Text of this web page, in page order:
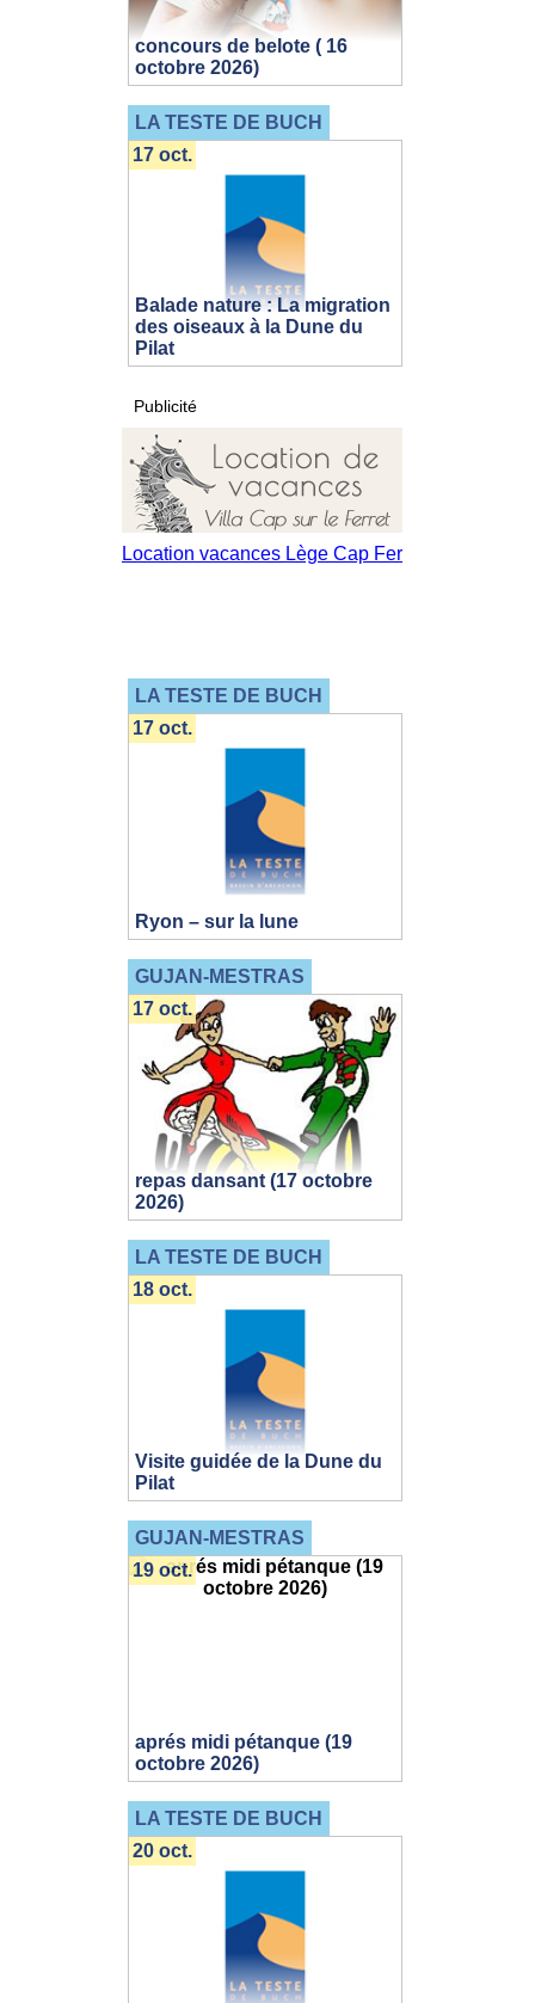
concours de belote ( 16
octobre 2026)
LA TESTE DE BUCH
Balade nature : La migration
des oiseaux à la Dune du
Pilat
17 oct.
Publicité
LA TESTE DE BUCH
Ryon – sur la lune
17 oct.
GUJAN-MESTRAS
repas dansant (17 octobre
2026)
17 oct.
LA TESTE DE BUCH
Visite guidée de la Dune du
Pilat
18 oct.
GUJAN-MESTRAS
aprés midi pétanque (19
octobre 2026)
19 oct.
LA TESTE DE BUCH
20 oct.